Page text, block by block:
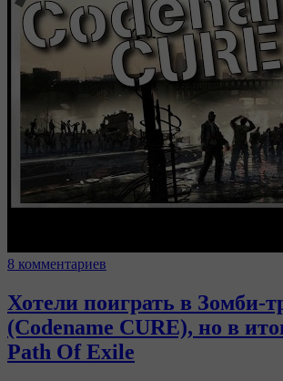
8 комментариев
Хотели поиграть в Зомби-
(Codename CURE), но в
Path Of Exile